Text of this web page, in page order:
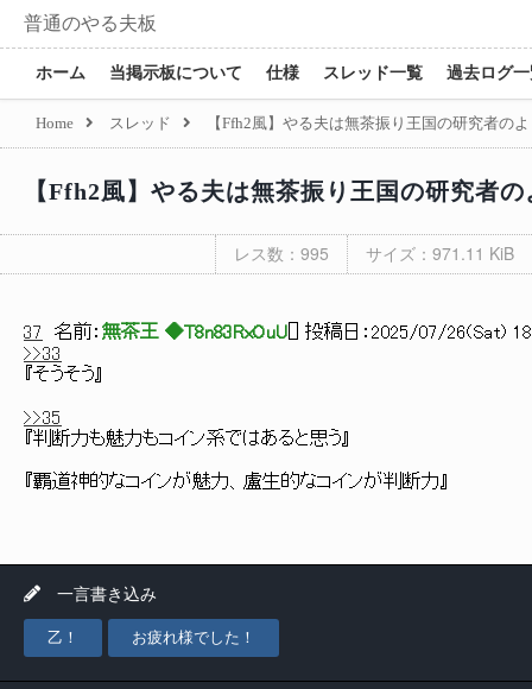
普通のやる夫板
ホーム 当掲示板について 仕様 スレッド一覧 過去ログ
Home スレッド 【Ffh2風】やる夫は無茶振り王国の研究者の
【Ffh2風】やる夫は無茶振り王国の研究者
レス数：995 サイズ：971.11 KiB
37 名前： 無茶王 ◆T8n83RxOuU ] 投稿日： 2025/07/26(Sat)
>>33
『そうそう』
>>35
『判断力も魅力もコイン系ではあると思う』
『覇道神的なコインが魅力、盧生的なコインが判断力』
一言書き込み
乙！ お疲れ様でした！